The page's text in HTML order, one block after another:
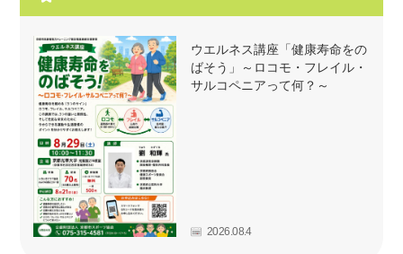
ウエルネス講座「健康寿命をの
ばそう」～ロコモ・フレイル・
サルコペニアって何？～
2026.08.4